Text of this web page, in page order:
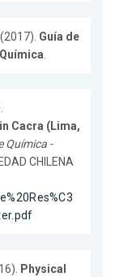
(2017). Guía de
.
Cacra (Lima,
Química -
CHILENA
Physical